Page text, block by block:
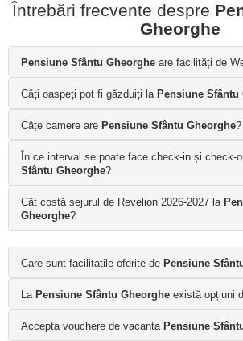
Întrebări frecvente despre
Gheorghe
Pensiune Sfântu Gheorghe are facilități de
Câți oaspeți pot fi găzduiți la Pensiune Sfântu
Câțe camere are Pensiune Sfântu Gheorghe?
În ce interval se poate face check-in și check-
Sfântu Gheorghe?
Cât costă sejurul de Revelion 2026-2027 la
Gheorghe?
Care sunt facilitatile oferite de Pensiune
La Pensiune Sfântu Gheorghe există opțiuni
Accepta vouchere de vacanta Pensiune